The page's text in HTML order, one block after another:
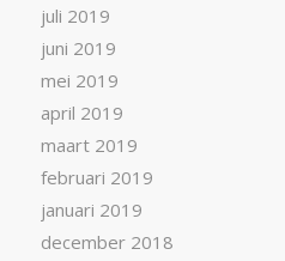
juli 2019
juni 2019
mei 2019
april 2019
maart 2019
februari 2019
januari 2019
december 2018